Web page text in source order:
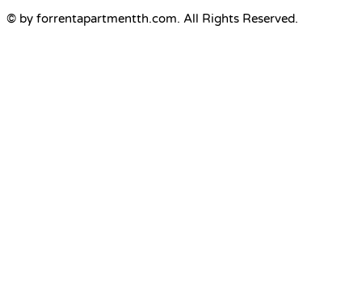
© by forrentapartmentth.com. All Rights Reserved.